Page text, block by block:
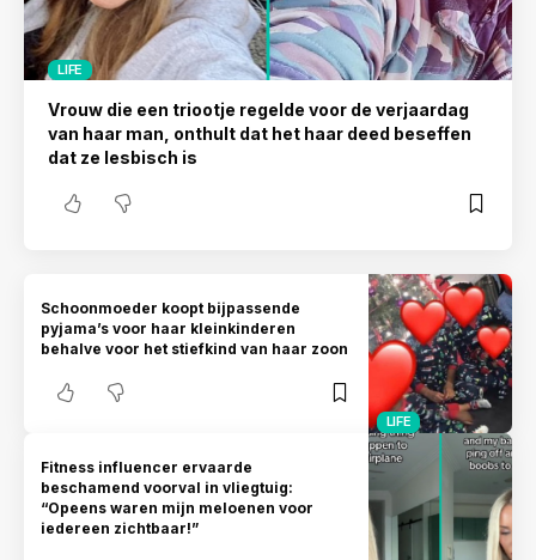
LIFE
Vrouw die een triootje regelde voor de verjaardag
van haar man, onthult dat het haar deed beseffen
dat ze lesbisch is
LIFE
Schoonmoeder koopt bijpassende
pyjama’s voor haar kleinkinderen
behalve voor het stiefkind van haar zoon
Fitness influencer ervaarde
beschamend voorval in vliegtuig:
“Opeens waren mijn meloenen voor
iedereen zichtbaar!”